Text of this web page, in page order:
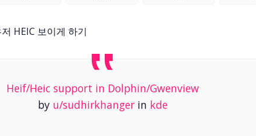
HEIC 보이게 하기
Heif/Heic support in Dolphin/Gwenview
by u/sudhirkhangerin kde